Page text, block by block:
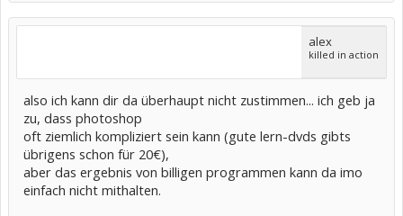
alex
killed in action
also ich kann dir da überhaupt nicht zustimmen... ich geb ja
zu, dass photoshop
oft ziemlich kompliziert sein kann (gute lern-dvds gibts
übrigens schon für 20€),
aber das ergebnis von billigen programmen kann da imo
einfach nicht mithalten.